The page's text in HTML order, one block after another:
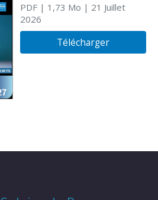
PDF| 1,73 Mo | 21 Juillet
2026
Télécharger